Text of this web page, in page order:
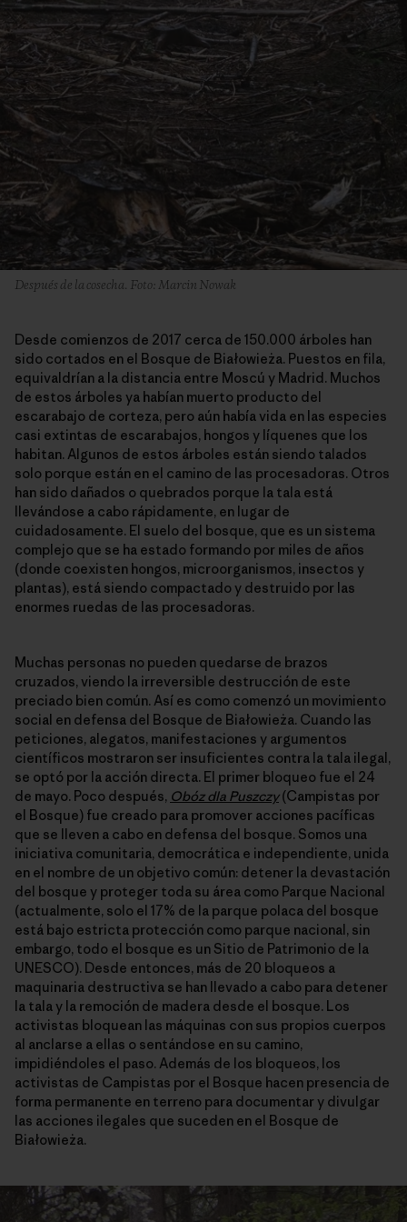
Después de la cosecha. Foto: Marcin Nowak
Desde comienzos de 2017 cerca de 150.000 árboles han
sido cortados en el Bosque de Białowieża. Puestos en fila,
equivaldrían a la distancia entre Moscú y Madrid. Muchos
de estos árboles ya habían muerto producto del
escarabajo de corteza, pero aún había vida en las especies
casi extintas de escarabajos, hongos y líquenes que los
habitan. Algunos de estos árboles están siendo talados
solo porque están en el camino de las procesadoras. Otros
han sido dañados o quebrados porque la tala está
llevándose a cabo rápidamente, en lugar de
cuidadosamente. El suelo del bosque, que es un sistema
complejo que se ha estado formando por miles de años
(donde coexisten hongos, microorganismos, insectos y
plantas), está siendo compactado y destruido por las
enormes ruedas de las procesadoras.
Muchas personas no pueden quedarse de brazos
cruzados, viendo la irreversible destrucción de este
preciado bien común. Así es como comenzó un movimiento
social en defensa del Bosque de Białowieża. Cuando las
peticiones, alegatos, manifestaciones y argumentos
científicos mostraron ser insuficientes contra la tala ilegal,
se optó por la acción directa. El primer bloqueo fue el 24
de mayo. Poco después, Obóz dla Puszczy(Campistas por
el Bosque) fue creado para promover acciones pacíficas
que se lleven a cabo en defensa del bosque. Somos una
iniciativa comunitaria, democrática e independiente, unida
en el nombre de un objetivo común: detener la devastación
del bosque y proteger toda su área como Parque Nacional
(actualmente, solo el 17% de la parque polaca del bosque
está bajo estricta protección como parque nacional, sin
embargo, todo el bosque es un Sitio de Patrimonio de la
UNESCO). Desde entonces, más de 20 bloqueos a
maquinaria destructiva se han llevado a cabo para detener
la tala y la remoción de madera desde el bosque. Los
activistas bloquean las máquinas con sus propios cuerpos
al anclarse a ellas o sentándose en su camino,
impidiéndoles el paso. Además de los bloqueos, los
activistas de Campistas por el Bosque hacen presencia de
forma permanente en terreno para documentar y divulgar
las acciones ilegales que suceden en el Bosque de
Białowieża.